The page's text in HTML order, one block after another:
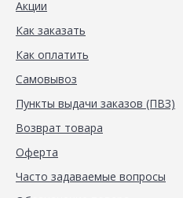
Акции
Как заказать
Как оплатить
Самовывоз
Пункты выдачи заказов (ПВЗ)
Возврат товара
Оферта
Часто задаваемые вопросы